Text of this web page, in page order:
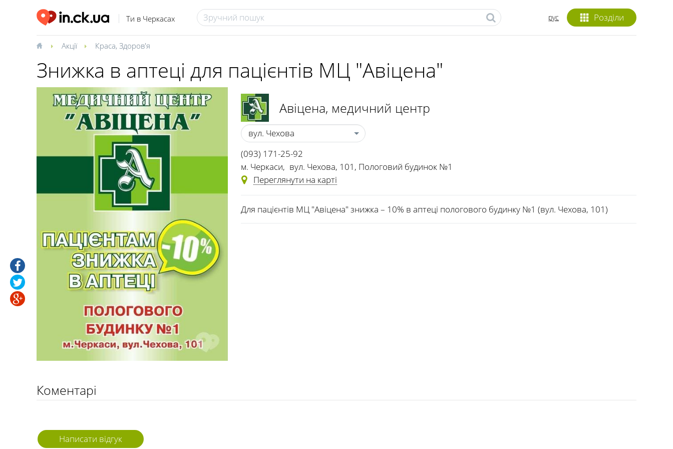
Ти в Черкасах Розділи
рус
Акції Краса, Здоров'я
Знижка в аптеці для пацієнтів МЦ "Авіцена"
Авіцена, медичний центр
вул. Чехова
(093) 171-25-92
м. Черкаси, вул. Чехова, 101, Пологовий будинок №1
Переглянути на карті
Для пацієнтів МЦ "Авіцена" знижка – 10% в аптеці пологового будинку №1 (вул. Чехова, 101)
Коментарі
Написати відгук